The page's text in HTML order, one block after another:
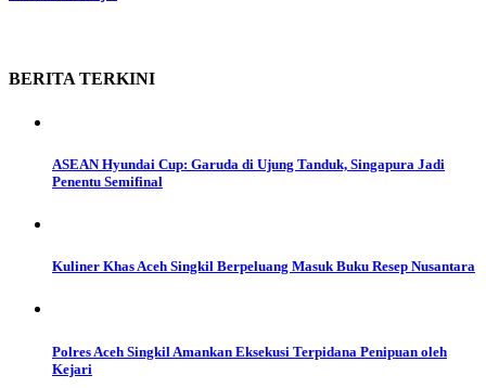
BERITATERKINI
ASEAN Hyundai Cup: Garuda di Ujung Tanduk, Singapura Jadi
Penentu Semifinal
Kuliner Khas Aceh Singkil Berpeluang Masuk Buku Resep Nusantara
Polres Aceh Singkil Amankan Eksekusi Terpidana Penipuan oleh
Kejari